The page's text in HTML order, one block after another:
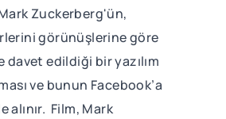
Zuckerberg'ün,
görünüşlerine göre
edildiği bir yazılım
ve bunun Facebook’a
alınır. Film, Mark